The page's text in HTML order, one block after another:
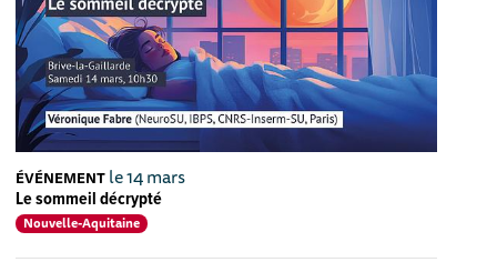
ÉVÉNEMENT le 14 mars
Le sommeil décrypté
Nouvelle-Aquitaine